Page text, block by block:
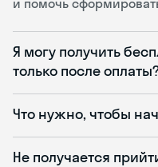
и помочь
Я могу получить
только после
Что нужно, чтобы
Не получается